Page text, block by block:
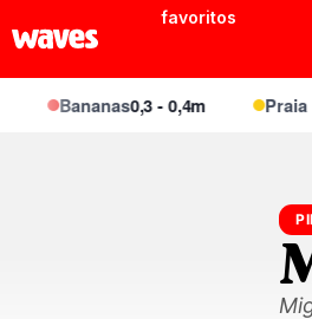
favoritos
Bananas0,3 - 0,4m Praia